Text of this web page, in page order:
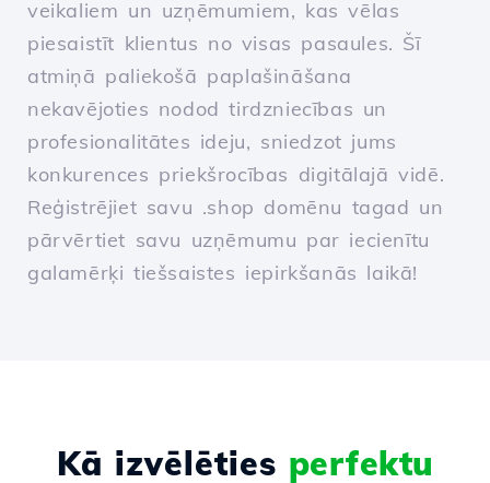
veikaliem un uzņēmumiem, kas vēlas
piesaistīt klientus no visas pasaules. Šī
atmiņā paliekošā paplašināšana
nekavējoties nodod tirdzniecības un
profesionalitātes ideju, sniedzot jums
konkurences priekšrocības digitālajā vidē.
Reģistrējiet savu .shop domēnu tagad un
pārvērtiet savu uzņēmumu par iecienītu
galamērķi tiešsaistes iepirkšanās laikā!
Kā izvēlēties perfektu